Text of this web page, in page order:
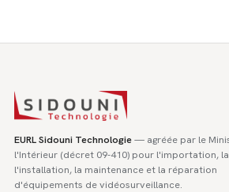
EURL Sidouni Technologie— agréée par le
l'Intérieur (décret 09-410) pour l'importation,
l'installation, la maintenance et la réparation
d'équipements de vidéosurveillance.